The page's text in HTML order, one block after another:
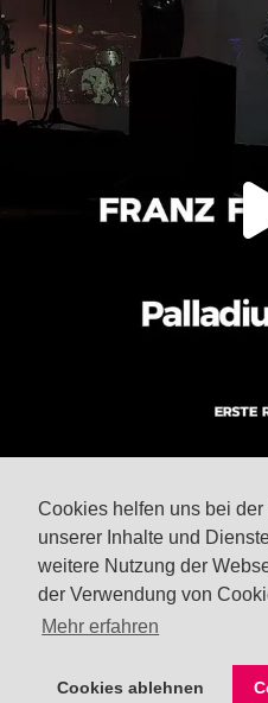
Cookies helfen uns bei
unserer Inhalte und
weitere Nutzung der
der Verwendung von
Mehr erfahren
Cookies ablehnen